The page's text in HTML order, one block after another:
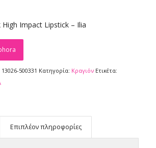
Impact Lipstick – Ilia
13026-500331 Κατηγορία: Κραγιόν Ετικέτα:
Επιπλέον πληροφορίες